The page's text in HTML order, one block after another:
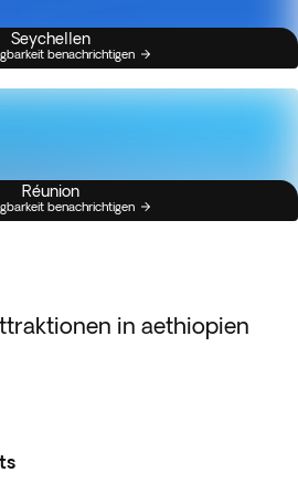
Seychellen
benachrichtigen
Réunion
benachrichtigen
in aethiopien